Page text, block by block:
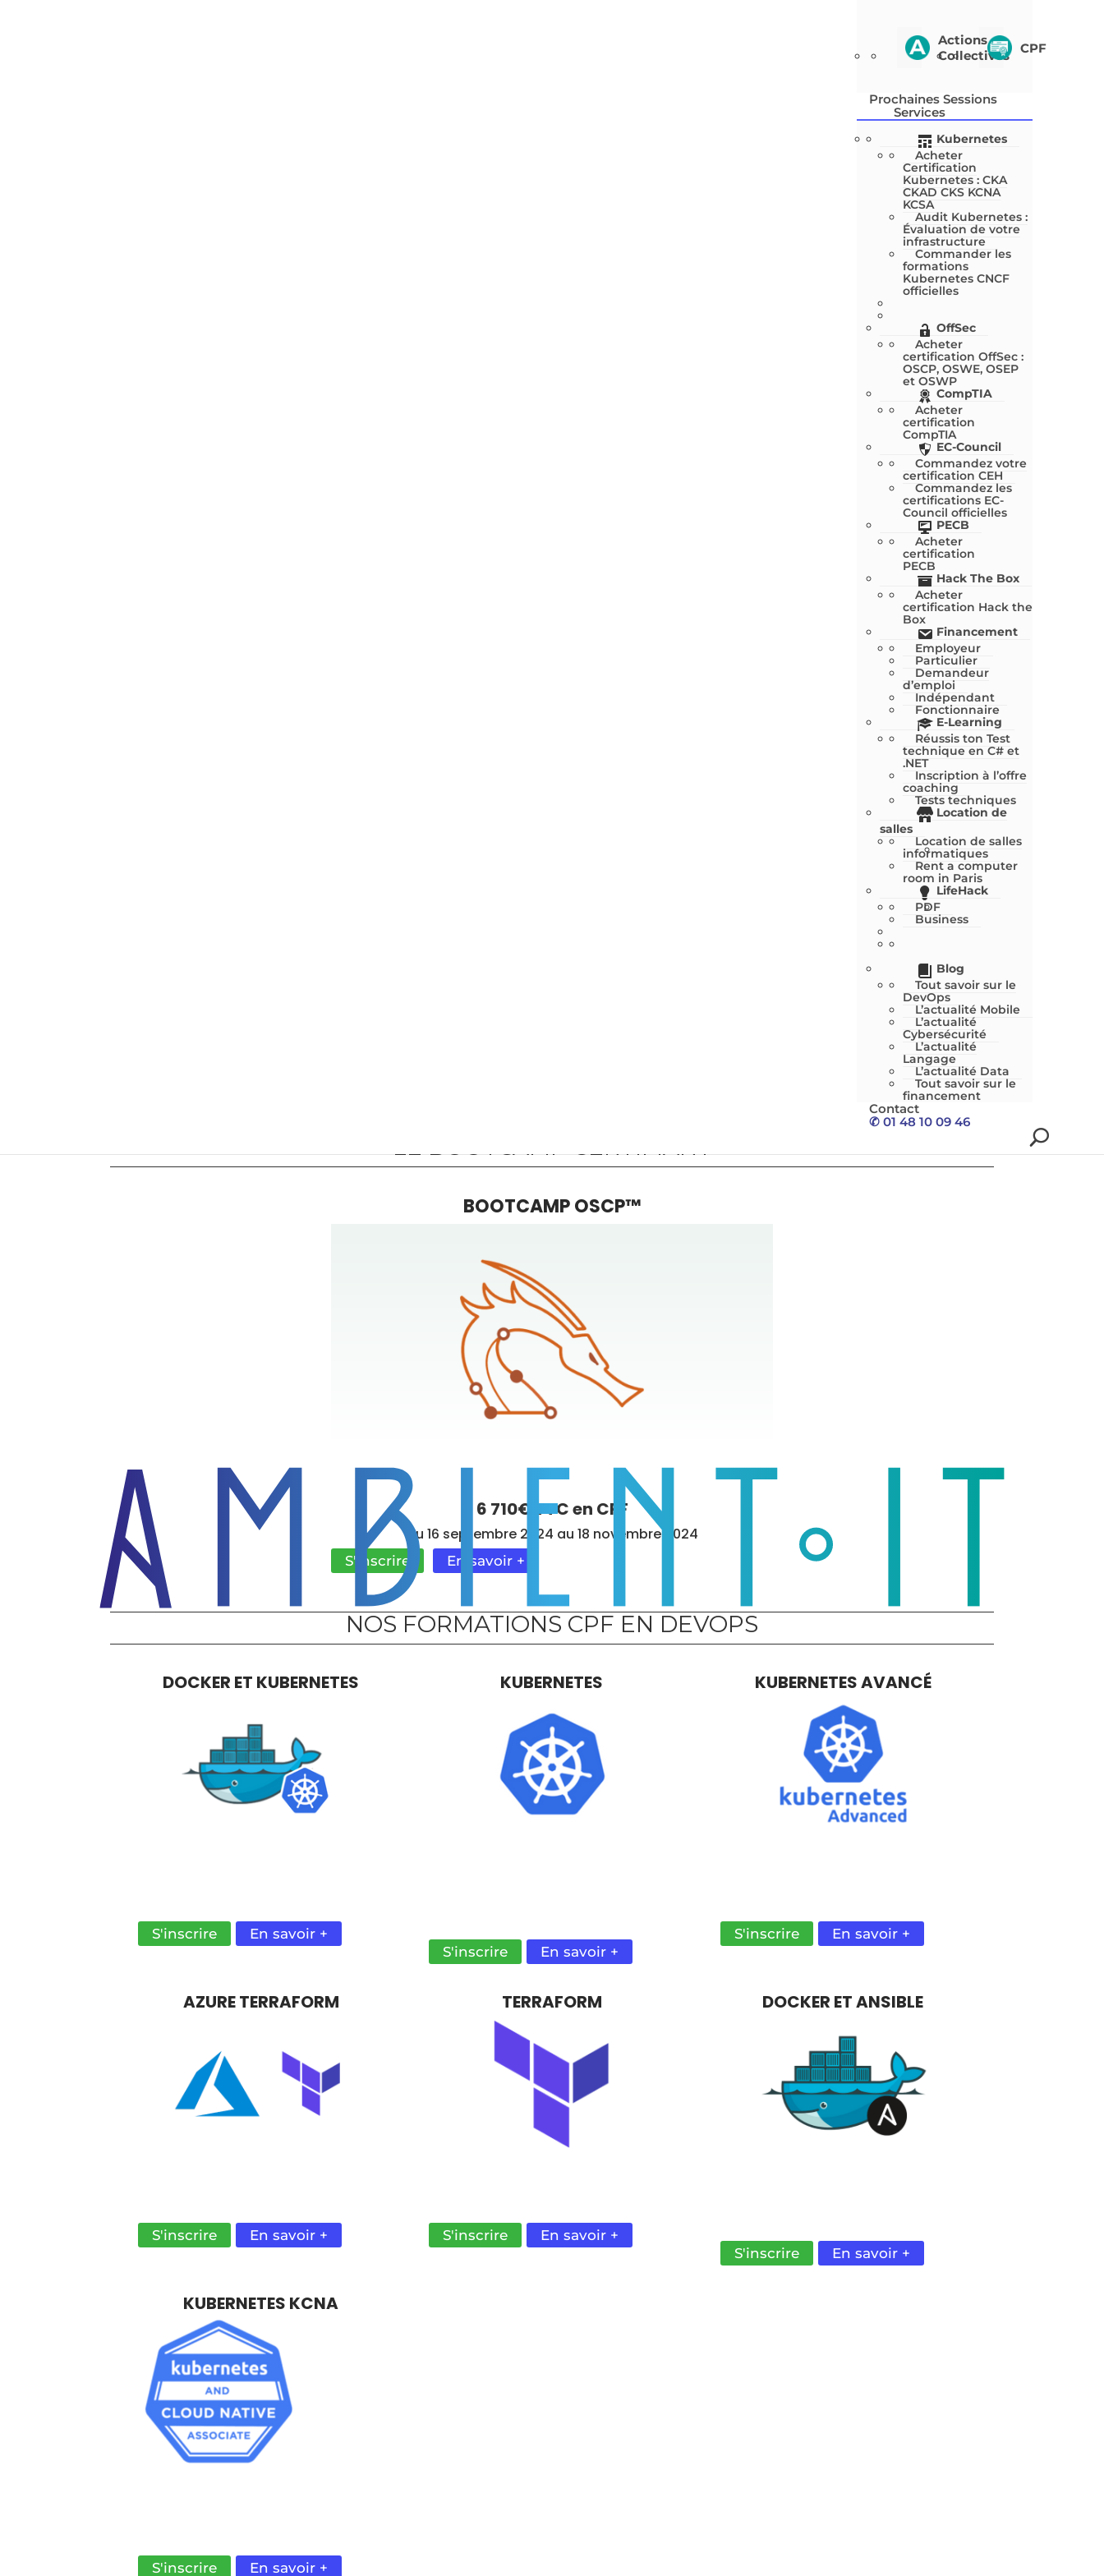
Actions
Collectives
CPF
Prochaines Sessions
Services
Kubernetes
Acheter
Certification
Kubernetes : CKA
CKAD CKS KCNA
KCSA
Audit Kubernetes :
Évaluation de votre
infrastructure
Commander les
formations
Kubernetes CNCF
officielles
OffSec
Acheter
certification OffSec :
OSCP, OSWE, OSEP
et OSWP
CompTIA
Acheter
certification
CompTIA
EC-Council
Commandez votre
certification CEH
Commandez les
certifications EC-
Council officielles
PECB
Acheter
certification
PECB
Hack The Box
Acheter
certification Hack the
Box
Financement
Employeur
Particulier
Demandeur
d’emploi
Indépendant
Fonctionnaire
E-Learning
Réussis ton Test
technique en C# et
.NET
Inscription à l’offre
coaching
Tests techniques
Location de
salles
Location de salles
informatiques
Rent a computer
room in Paris
LifeHack
PDF
Business
Blog
Tout savoir sur le
DevOps
L’actualité Mobile
L’actualité
Cybersécurité
L’actualité
Langage
L’actualité Data
Tout savoir sur le
financement
Contact
✆ 01 48 10 09 46
LE BOOTCAMP CERTIFIANT
BOOTCAMP OSCP™
MAÎTRISE LE PENTESTING
6 710€ TTC en CPF
Du 16 septembre 2024 au 18 novembre 2024
S'inscrire En savoir +
NOS FORMATIONS CPF EN DEVOPS
DOCKER ET KUBERNETES
S'inscrire En savoir +
KUBERNETES
S'inscrire En savoir +
KUBERNETES AVANCÉ
S'inscrire En savoir +
AZURE TERRAFORM
S'inscrire En savoir +
TERRAFORM
S'inscrire En savoir +
DOCKER ET ANSIBLE
S'inscrire En savoir +
KUBERNETES KCNA
S'inscrire En savoir +